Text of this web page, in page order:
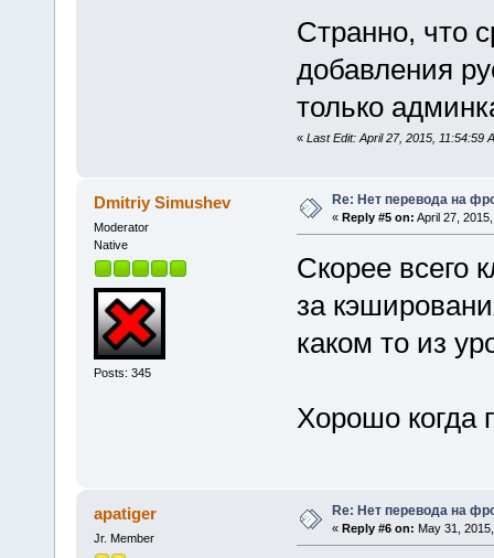
Странно, что
добавления
только
« Last Edit: April 27, 2015, 11:54:59
Dmitriy Simushev
Moderator
Native
Posts: 345
Re: Нет перевода на
« Reply #5 on: April 27,
Скорее всего
за
каком то из
Хорошо
apatiger
Jr. Member
Re: Нет перевода на
« Reply #6 on: May 31,